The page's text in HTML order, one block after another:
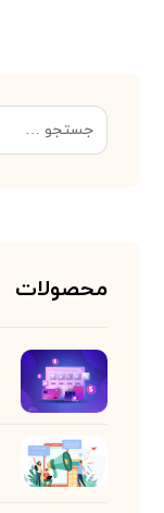
محصولات